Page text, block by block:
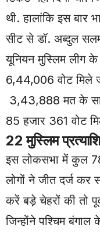
थी. हालांकि इस बार
सीट से डॉ. अब्दुल
यूनियन मुस्लिम लीग के
6,44,006 वोट मिले
3,43,888 मत के
85 हजार 361 वोट
22 मुस्लिम
इस लोकसभा में कुल
लोगों ने जीत दर्ज
करें बड़े चेहरों की तो
जिन्होंने पश्चिम